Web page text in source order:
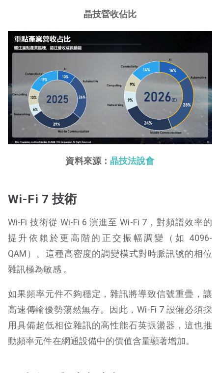
晶技營收佔比
資料來源： 晶技法說會
Wi-Fi 7 技術
Wi-Fi 技術從 Wi-Fi 6 演進至 Wi-Fi 7，對頻譜效率的
提升依賴於更高階的正交振幅調變（如 4096-
QAM）。這種高密度的調變模式對時脈訊號的相位
雜訊極為敏感 。
如果頻率元件不夠穩定，雜訊將導致信號重疊，讓
高速傳輸優勢蕩然無存。因此，Wi-Fi 7 設備必須採
用具備超低相位雜訊的高性能石英振盪器，這也推
動頻率元件在網通設備中的價值含量顯著增加。